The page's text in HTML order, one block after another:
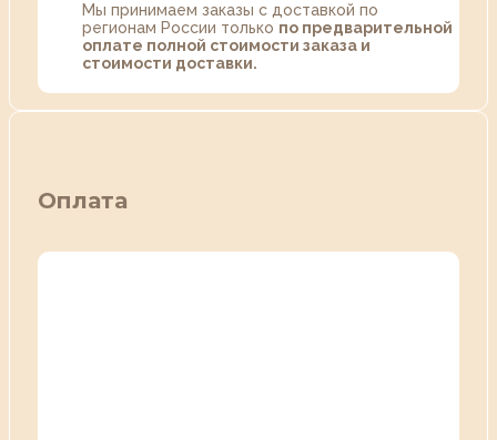
Мы принимаем заказы с доставкой по
регионам России только по предварительной
оплате полной стоимости заказа и
стоимости доставки.
Оплата